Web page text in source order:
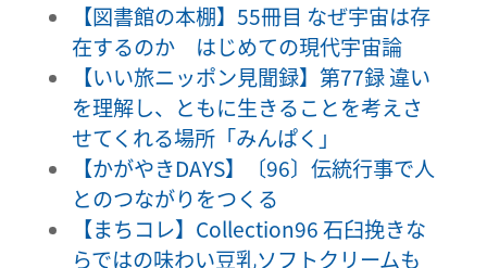
【図書館の本棚】55冊目 なぜ宇宙は存
在するのか はじめての現代宇宙論
【いい旅ニッポン見聞録】第77録 違い
を理解し、ともに生きることを考えさ
せてくれる場所「みんぱく」
【かがやきDAYS】〔96〕伝統行事で人
とのつながりをつくる
【まちコレ】Collection96 石臼挽きな
らではの味わい豆乳ソフトクリームも